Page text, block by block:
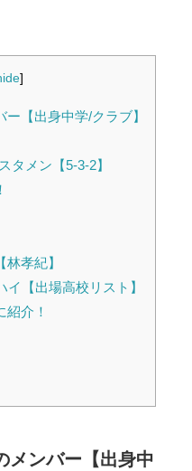
]
【出身中学/クラブ】
タメン【5-3-2】
孝紀】
【出場高校リスト】
介！
メンバー【出身中